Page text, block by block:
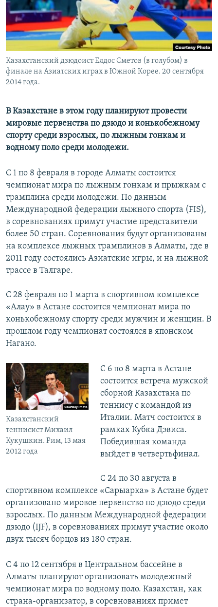
Казахстанский дзюдоист Елдос Сметов (в голубом) в
финале на Азиатских играх в Южной Корее. 20 сентября
2014 года.
В Казахстане в этом году планируют провести
мировые первенства по дзюдо и конькобежному
спорту среди взрослых, по лыжным гонкам и
водному поло среди молодежи.
С 1 по 8 февраля в городе Алматы состоится
чемпионат мира по лыжным гонкам и прыжкам с
трамплина среди молодежи. По данным
Международной федерации лыжного спорта (FIS),
в соревнованиях примут участие представители
более 50 стран. Соревнования будут организованы
на комплексе лыжных трамплинов в Алматы, где в
2011 году состоялись Азиатские игры, и на лыжной
трассе в Талгаре.
С 28 февраля по 1 марта в спортивном комплексе
«Алау» в Астане состоится чемпионат мира по
конькобежному спорту среди мужчин и женщин. В
прошлом году чемпионат состоялся в японском
Нагано.
Казахстанский
теннисист Михаил
Кукушкин. Рим, 13 мая
2012 года
С 6 по 8 марта в Астане
состоится встреча мужской
сборной Казахстана по
теннису с командой из
Италии. Матч состоится в
рамках Кубка Дэвиса.
Победившая команда
выйдет в четвертьфинал.
С 24 по 30 августа в
спортивном комплексе «Сарыарка» в Астане будет
организовано мировое первенство по дзюдо среди
взрослых. По данным Международной федерации
дзюдо (IJF), в соревнованиях примут участие около
двух тысяч борцов из 180 стран.
С 4 по 12 сентября в Центральном бассейне в
Алматы планируют организовать молодежный
чемпионат мира по водному поло. Казахстан, как
страна-организатор, в соревнованиях примет